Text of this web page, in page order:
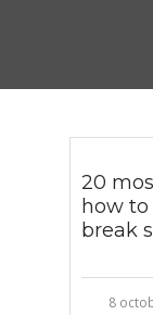
20
how
break
8